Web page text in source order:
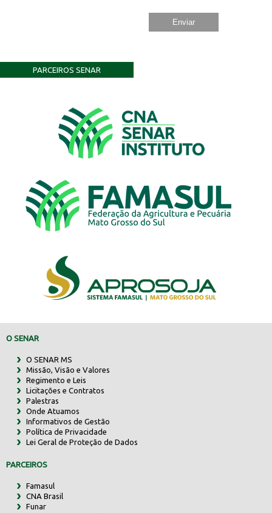
PARCEIROS SENAR
O SENAR
O SENAR MS
Missão, Visão e Valores
Regimento e Leis
Licitações e Contratos
Palestras
Onde Atuamos
Informativos de Gestão
Política de Privacidade
Lei Geral de Proteção de Dados
PARCEIROS
Famasul
CNA Brasil
Funar